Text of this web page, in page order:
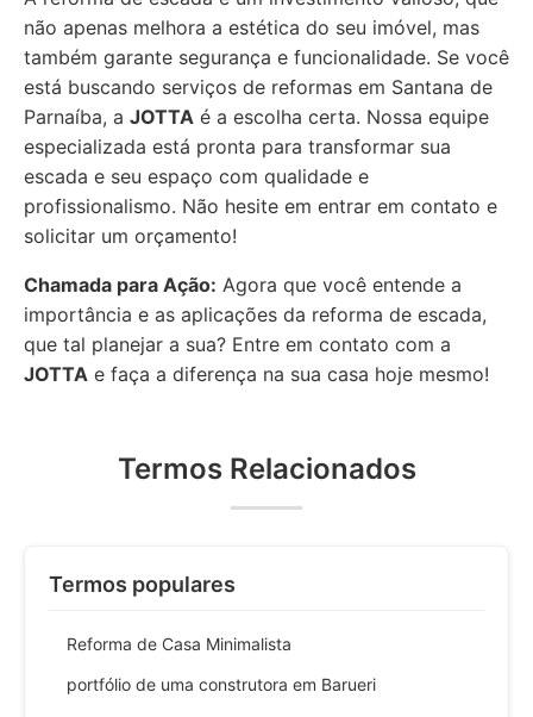
não apenas melhora a estética do seu imóvel, mas
também garante segurança e funcionalidade. Se você
está buscando serviços de reformas em Santana de
Parnaíba, a JOTTA é a escolha certa. Nossa equipe
especializada está pronta para transformar sua
escada e seu espaço com qualidade e
profissionalismo. Não hesite em entrar em contato e
solicitar um orçamento!
Chamada para Ação: Agora que você entende a
importância e as aplicações da reforma de escada,
que tal planejar a sua? Entre em contato com a
JOTTA e faça a diferença na sua casa hoje mesmo!
Termos Relacionados
Termos populares
Reforma de Casa Minimalista
portfólio de uma construtora em Barueri